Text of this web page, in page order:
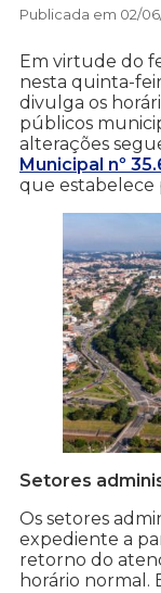
Publicada em 02/06/
Em virtude do
nesta quinta-
divulga os
públicos
alterações
Municipal nº
que estabelece
Setores
Os setores
expediente a
retorno do
horário normal.